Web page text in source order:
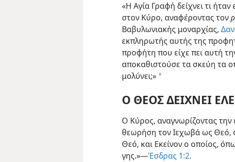
«Η Αγία Γραφή δείχνει τι
στον Κύρο, αναφέροντας τον
Βαβυλωνιακής μοναρχίας,
εκπληρωτής αυτής της
προφήτη που είχε πει αυτή
αποκαθιστούσε τα σκεύη τα
μολύνει;» a
Ο ΘΕΟΣ ΔΕΙΧΝΕΙ
Ο Κύρος, αναγνωρίζοντας
θεωρήση τον Ιεχωβά ως Θεό,
Θεό, και Εκείνον ο οποίος,
γης.»—Έσδρας 1:2.